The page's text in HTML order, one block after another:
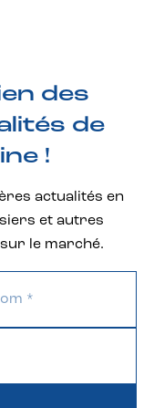
des
de
!
actualités en
et autres
le marché.